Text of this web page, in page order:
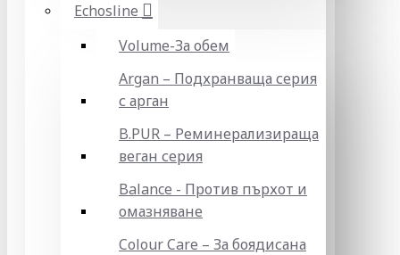
Echosline
Volume-За обем
Argan – Подхранваща серия
с арган
B.PUR – Реминерализираща
веган серия
Balance - Против пърхот и
омазняване
Colour Care – За боядисана